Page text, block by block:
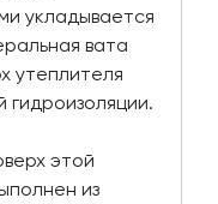
укладывается
вата
утеплителя
этой
из